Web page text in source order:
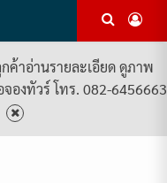
ค้าอ่านรายละเอียด ดูภาพ
องทัวร์ โทร. 082-6456663